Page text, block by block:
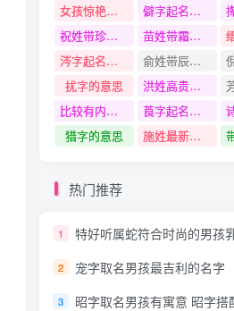
女孩惊艳时光的名字
僻字起名寓意
祝姓带珍字名字
苗姓带霜字名字
涔字起名寓意
俞姓带辰字名字
扰字的意思
洪姓高贵有气质的名字
比较有内涵的男孩名字
莨字起名寓意
猎字的意思
施姓最新有底蕴的名字
热门推荐
1 特好听属蛇符合时尚的男孩
2 宠字取名男孩最吉利的名字
3 昭字取名男孩有寓意 昭字搭配取名